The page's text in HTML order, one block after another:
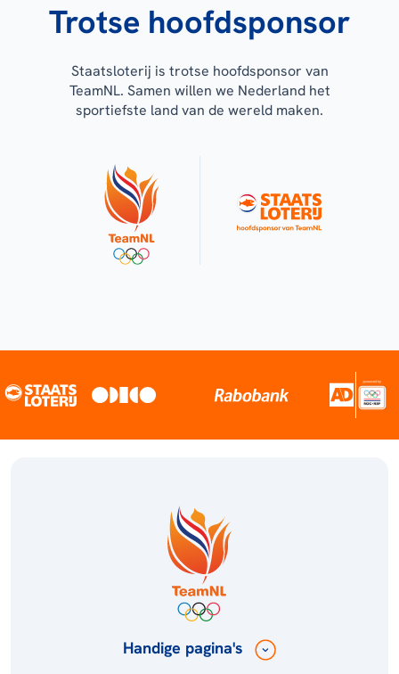
Trotse hoofdsponsor
Staatsloterij is trotse hoofdsponsor van
TeamNL. Samen willen we Nederland het
sportiefste land van de wereld maken.
Handige pagina's